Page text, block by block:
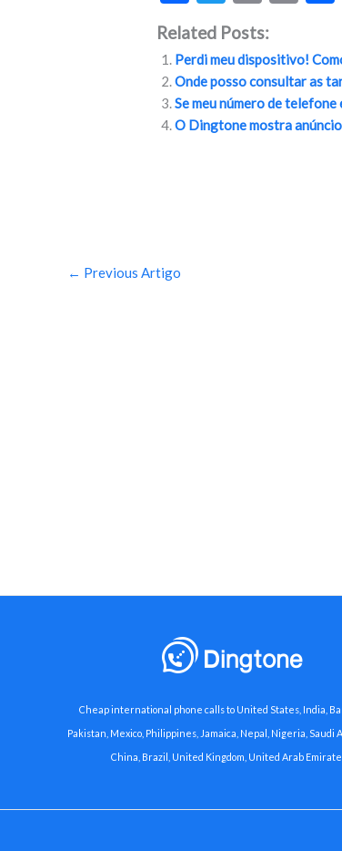
ac
e
b
o
o
w
itt
er
p
y
Li
n
ai
l
Related Posts:
Perdi meu dispositivo!
Onde posso consultar as
Se meu número de
O Dingtone mostra
← Previous Artigo
Cheap international phone calls to United States, India,
Pakistan, Mexico, Philippines, Jamaica, Nepal, Nigeria, Saudi
China, Brazil, United Kingdom, United Arab